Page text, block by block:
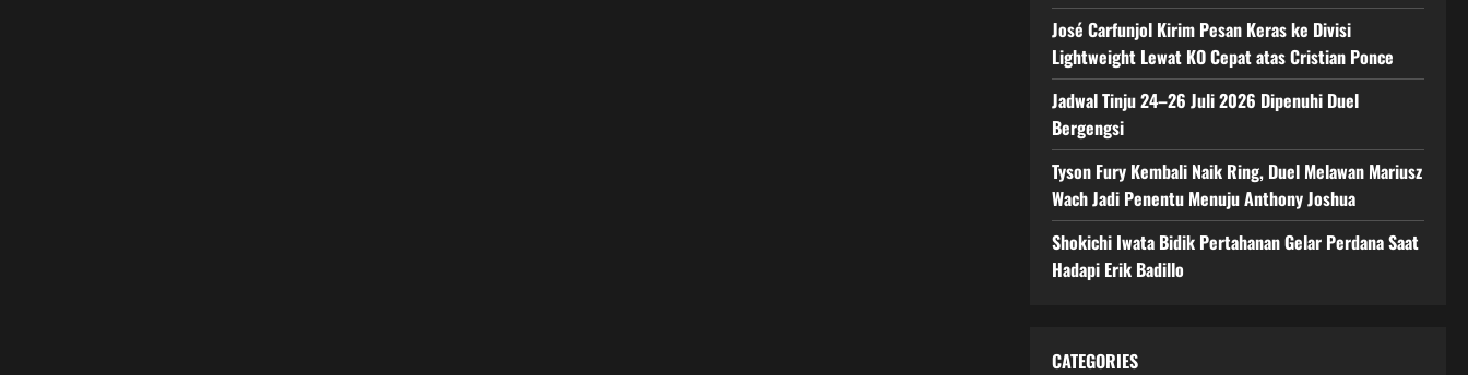
José Carfunjol Kirim Pesan Keras ke Divisi
Lightweight Lewat KO Cepat atas Cristian Ponce
Jadwal Tinju 24–26 Juli 2026 Dipenuhi Duel
Bergengsi
Tyson Fury Kembali Naik Ring, Duel Melawan Mariusz
Wach Jadi Penentu Menuju Anthony Joshua
Shokichi Iwata Bidik Pertahanan Gelar Perdana Saat
Hadapi Erik Badillo
CATEGORIES